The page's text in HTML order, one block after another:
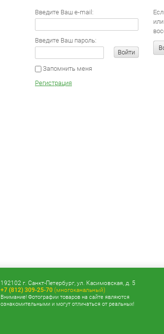
Введите Ваш e-mail:
Введите Ваш пароль:
Войти
Запомнить меня
Регистрация
192102 г. Санкт-Петербург, ул. Касимовская, д. 5
+7 (812) 309-25-70 (многоканальный)
Внимание! Фотографии товаров на сайте являются
ознакомительными и могут отличаться от реальных!